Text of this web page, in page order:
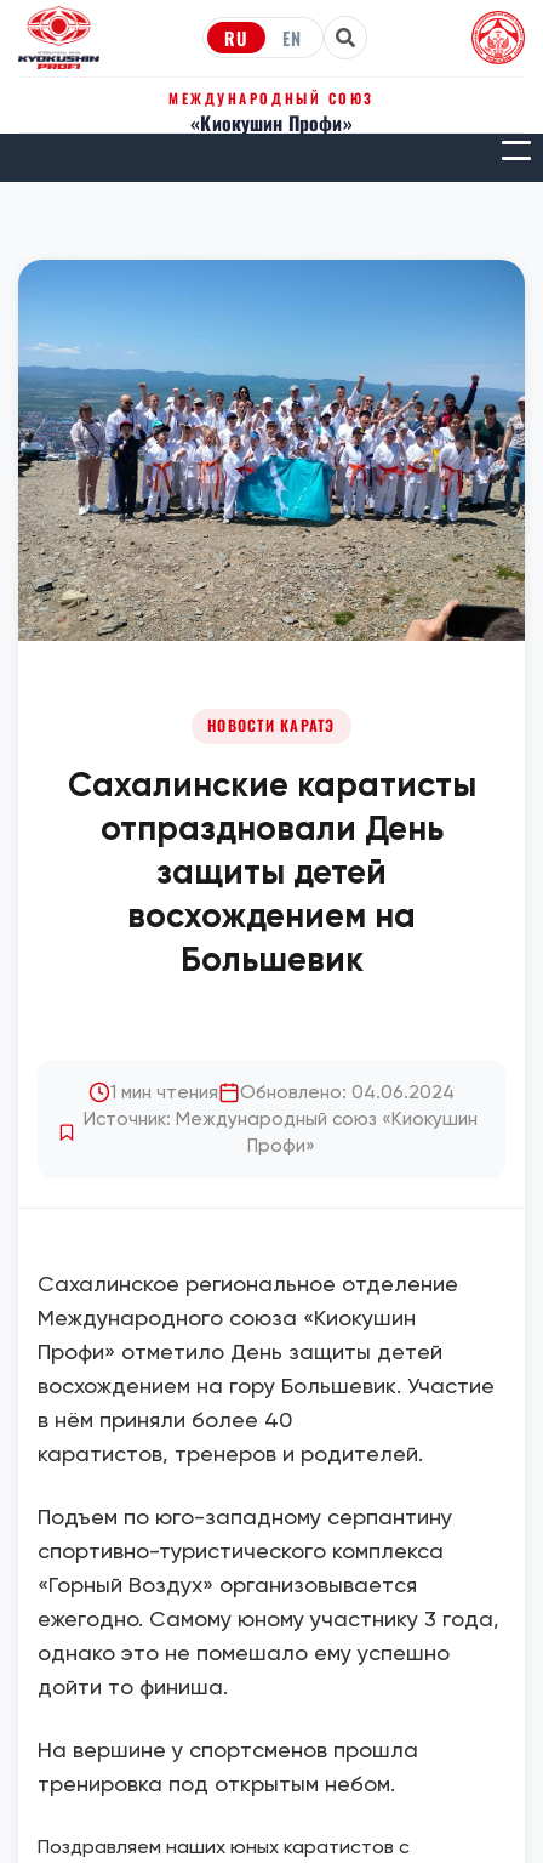
RU EN
МЕЖДУНАРОДНЫЙ СОЮЗ
«Киокушин Профи»
НОВОСТИ КАРАТЭ
Сахалинские каратисты
отпраздновали День
защиты детей
восхождением на
Большевик
1 мин чтения
Обновлено: 04.06.2024
Источник: Международный союз «Киокушин
Профи»
Сахалинское региональное отделение
Международного союза «Киокушин
Профи» отметило День защиты детей
восхождением на гору Большевик. Участие
в нём приняли более 40
каратистов, тренеров и родителей.
Подъем по юго-западному серпантину
спортивно-туристического комплекса
«Горный Воздух» организовывается
ежегодно. Самому юному участнику 3 года,
однако это не помешало ему успешно
дойти то финиша.
На вершине у спортсменов прошла
тренировка под открытым небом.
Поздравляем наших юных каратистов с